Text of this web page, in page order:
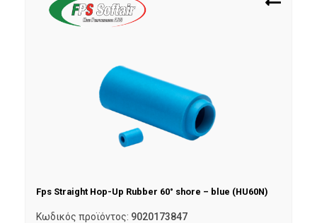
Fps Straight Hop-Up Rubber 60° shore – blue (HU60N)
Κωδικός προϊόντος: 9020173847